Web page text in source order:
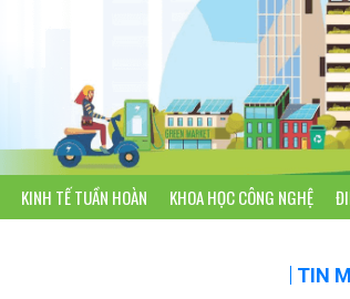
KINH TẾ TUẦN HOÀN KHOA HỌC CÔNG NGHỆ
TIN